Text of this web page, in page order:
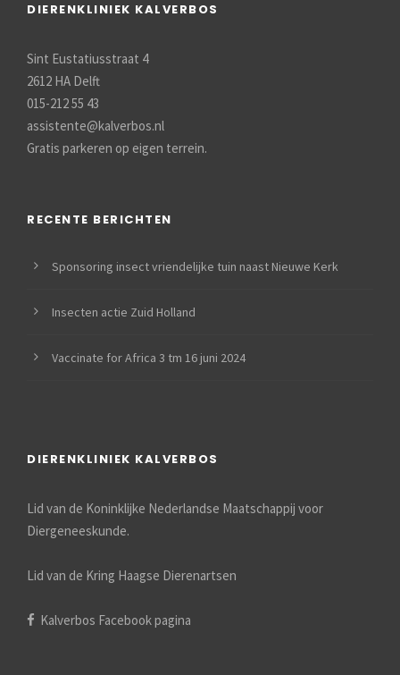
DIERENKLINIEK KALVERBOS
Sint Eustatiusstraat 4
2612 HA Delft
015-212 55 43
assistente@kalverbos.nl
Gratis parkeren op eigen terrein.
RECENTE BERICHTEN
Sponsoring insect vriendelijke tuin naast Nieuwe Kerk
Insecten actie Zuid Holland
Vaccinate for Africa 3 tm 16 juni 2024
DIERENKLINIEK KALVERBOS
Lid van de Koninklijke Nederlandse Maatschappij voor
Diergeneeskunde.
Lid van de Kring Haagse Dierenartsen
Kalverbos Facebook pagina